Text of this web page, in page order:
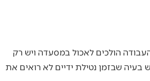
הולכים לאכול במסעדה ויש רק
שבזמן נטילת ידיים לא רואים את